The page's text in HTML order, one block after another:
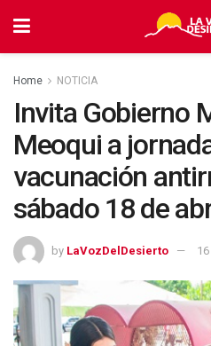
Home NOTICIA
Invita Gobierno
Meoqui a
vacunación
sábado 18 de
by LaVozDelDesierto